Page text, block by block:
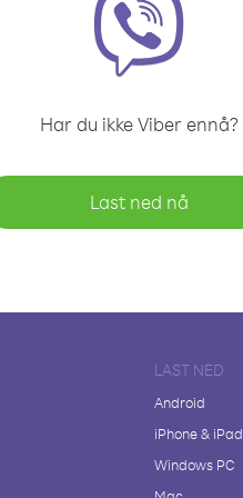
Har du ikke Viber ennå?
Last ned nå
LAST NED
Android
iPhone & iPad
Windows PC